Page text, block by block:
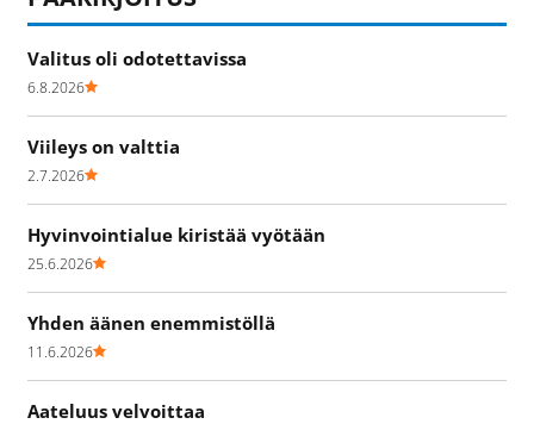
Valitus oli odotettavissa
6.8.2026
Viileys on valttia
2.7.2026
Hyvinvointialue kiristää vyötään
25.6.2026
Yhden äänen enemmistöllä
11.6.2026
Aateluus velvoittaa